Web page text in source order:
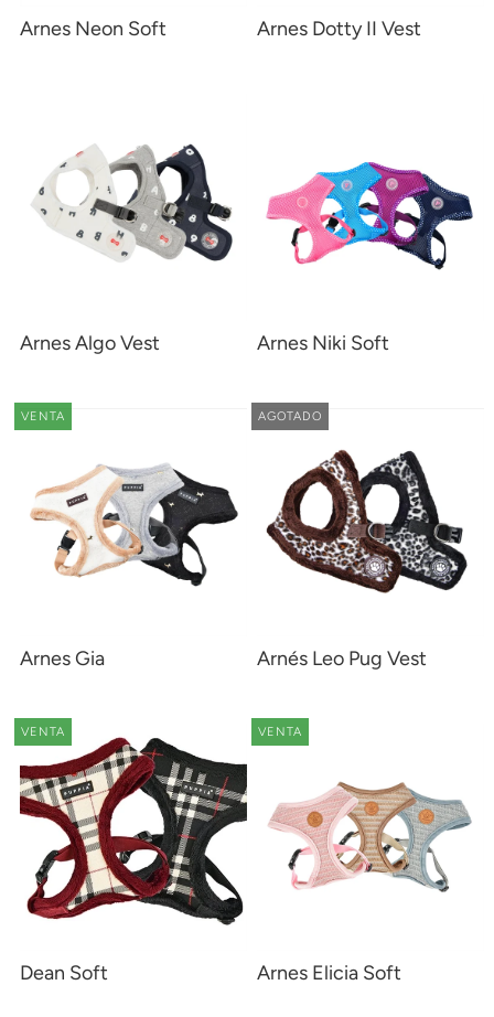
Arnes Neon Soft Arnes Dotty II Vest
Arnes Algo Vest Arnes Niki Soft
VENTA
Arnes Gia
AGOTADO
Arnés Leo Pug Vest
VENTA
Dean Soft
VENTA
Arnes Elicia Soft